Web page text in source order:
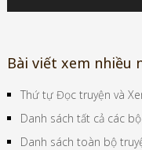
Bài viết xem nhiều
Thứ tự Đọc truyện và
Danh sách tất cả các
Danh sách toàn bộ